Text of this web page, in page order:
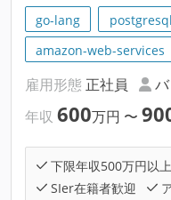
go-lang postgresql
amazon-web-services
雇用形態 正社員
年収 600万円 〜
下限年収500万円以上
SIer在籍者歓迎